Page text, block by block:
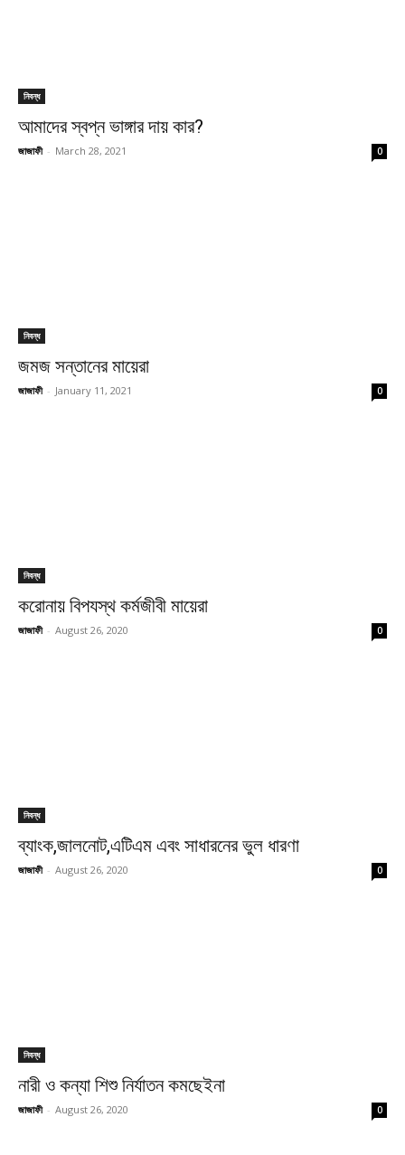
নিবন্ধ
আমাদের স্বপ্ন ভাঙ্গার দায় কার?
জাজাফী - March 28, 2021 0
নিবন্ধ
জমজ সন্তানের মায়েরা
জাজাফী - January 11, 2021 0
নিবন্ধ
করোনায় বিপযস্থ কর্মজীবী মায়েরা
জাজাফী - August 26, 2020 0
নিবন্ধ
ব্যাংক,জালনোট,এটিএম এবং সাধারনের ভুল ধারণা
জাজাফী - August 26, 2020 0
নিবন্ধ
নারী ও কন্যা শিশু নির্যাতন কমছেইনা
জাজাফী - August 26, 2020 0